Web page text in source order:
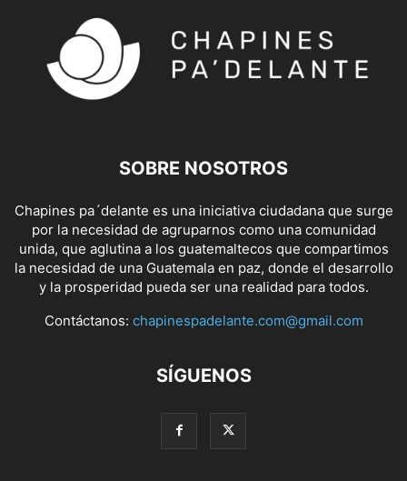
SOBRE NOSOTROS
Chapines pa´delante es una iniciativa ciudadana que surge
por la necesidad de agruparnos como una comunidad
unida, que aglutina a los guatemaltecos que compartimos
la necesidad de una Guatemala en paz, donde el desarrollo
y la prosperidad pueda ser una realidad para todos.
Contáctanos: chapinespadelante.com@gmail.com
SÍGUENOS